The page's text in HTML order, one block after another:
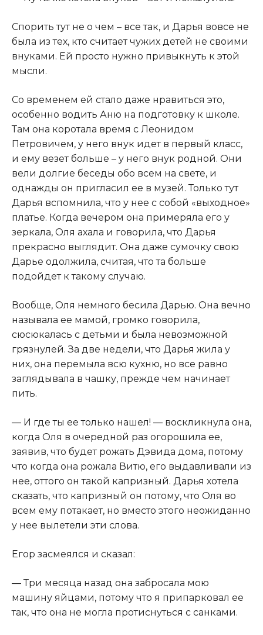
​Спорить тут не о чем – все так, и Дарья вовсе не
была из тех, кто считает чужих детей не своими
внуками. Ей просто нужно привыкнуть к этой
мысли.​
​Со временем ей стало даже нравиться это,
особенно водить Аню на подготовку к школе.
Там она коротала время с Леонидом
Петровичем, у него внук идет в первый класс,
и ему везет больше – у него внук родной. Они
вели долгие беседы обо всем на свете, и
однажды он пригласил ее в музей. Только тут
Дарья вспомнила, что у нее с собой «выходное»
платье. Когда вечером она примеряла его у
зеркала, Оля ахала и говорила, что Дарья
прекрасно выглядит. Она даже сумочку свою
Дарье одолжила, считая, что та больше
подойдет к такому случаю.​
​Вообще, Оля немного бесила Дарью. Она вечно
называла ее мамой, громко говорила,
сюсюкалась с детьми и была невозможной
грязнулей. За две недели, что Дарья жила у
них, она перемыла всю кухню, но все равно
заглядывала в чашку, прежде чем начинает
пить.​
​— И где ты ее только нашел! — воскликнула она,
когда Оля в очередной раз огорошила ее,
заявив, что будет рожать Дэвида дома, потому
что когда она рожала Витю, его выдавливали из
нее, оттого он такой капризный. Дарья хотела
сказать, что капризный он потому, что Оля во
всем ему потакает, но вместо этого неожиданно
у нее вылетели эти слова.​
​Егор засмеялся и сказал:​
​— Три месяца назад она забросала мою
машину яйцами, потому что я припарковал ее
так, что она не могла протиснуться с санками.​